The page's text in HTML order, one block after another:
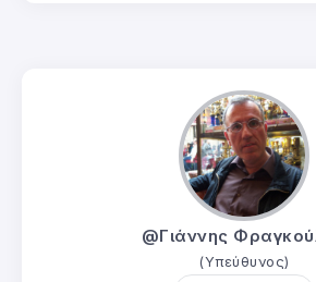
@Γιάννης
(Υπεύθυνος)